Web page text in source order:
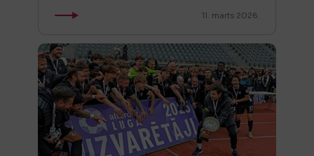
11. marts 2026.